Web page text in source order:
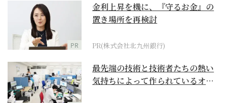
PR
金利上昇を機に、『守るお金』の
置き場所を再検討
PR(株式会社北九州銀行)
最先端の技術と技術者たちの熱い
気持ちによって作られているオー